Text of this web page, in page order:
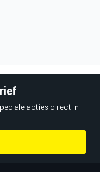
acties direct in